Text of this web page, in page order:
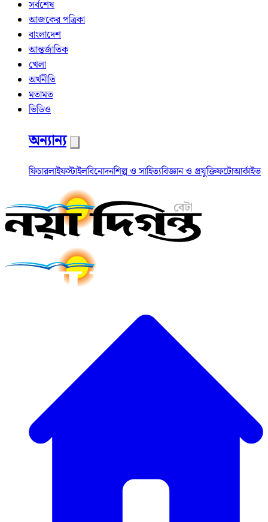
সর্বশেষ
আজকের পত্রিকা
বাংলাদেশ
আন্তর্জাতিক
খেলা
অর্থনীতি
মতামত
ভিডিও
অন্যান্য
ফিচারলাইফস্টাইলবিনোদনশিল্প ও সাহিত্যবিজ্ঞান ও প্রযুক্তিফটোআর্কাইভ